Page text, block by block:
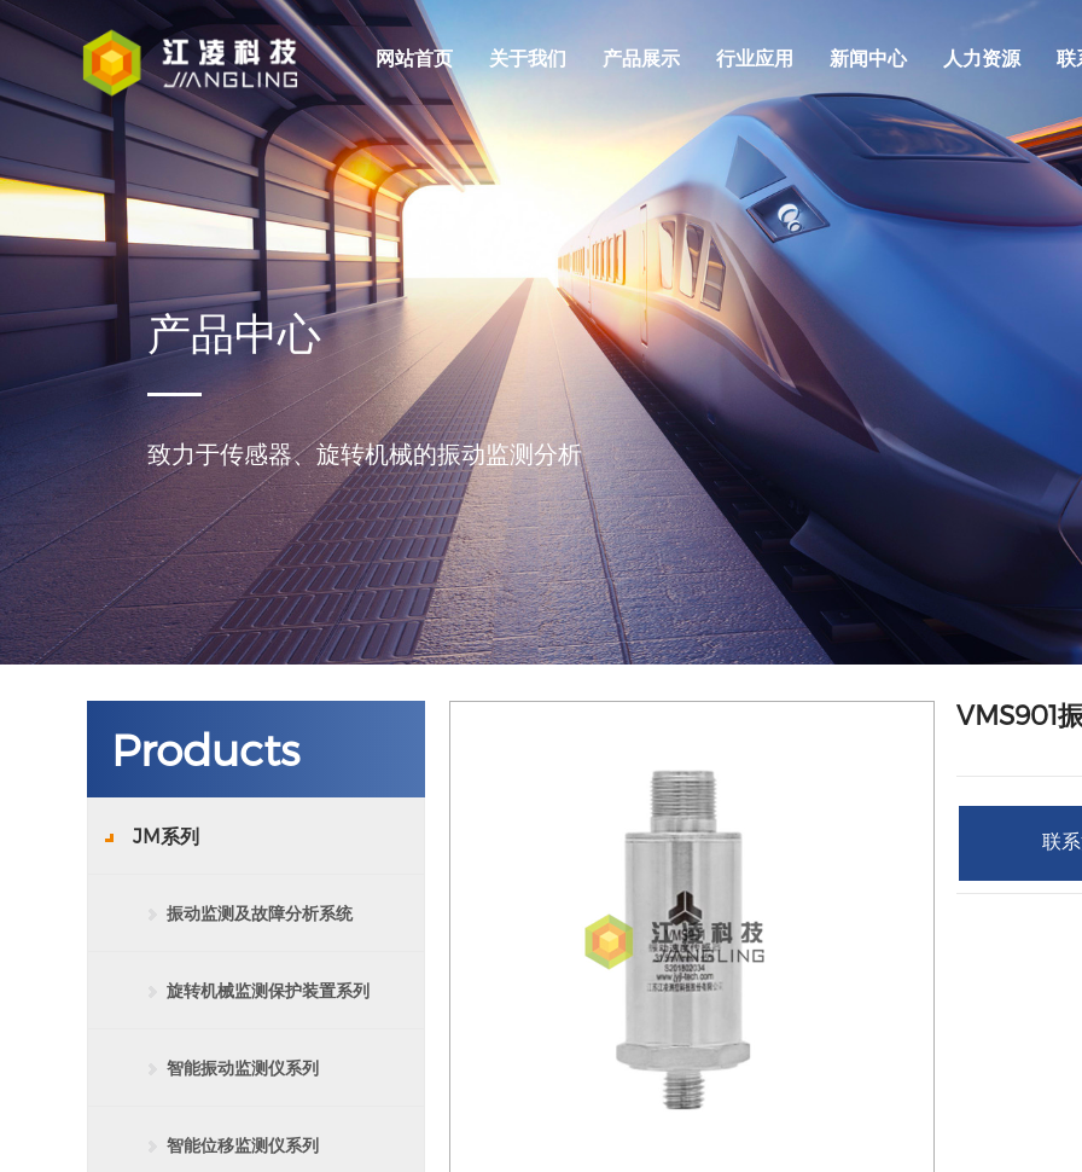
网站首页 关于我们 产品展示 行业应用 新闻中心 人力资源 联
人才理念 招聘信息
公司新闻 行业新闻
JM系列 VMS系列 结构力学实验仪器设备
视频监控系统
公司简介 发展历程 荣誉资质 品质江凌
产品中心
致力于传感器、旋转机械的振动监测分析
Products
JM系列
振动监测及故障分析系统
旋转机械监测保护装置系列
智能振动监测仪系列
智能位移监测仪系列
VMS901
联